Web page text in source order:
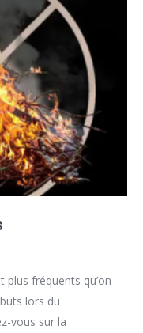
fréquents qu’on
lors du
vous sur la